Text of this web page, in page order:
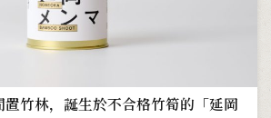
竹林，誕生於不合格竹筍的「延岡